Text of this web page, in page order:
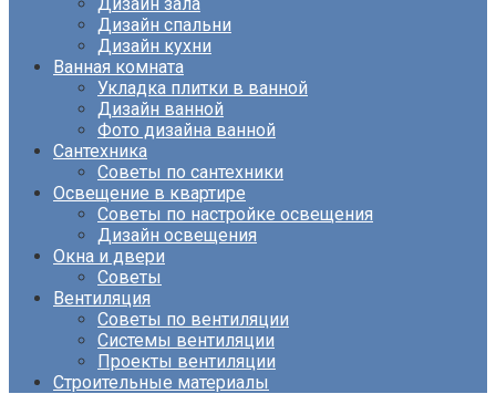
Дизайн спальни
Дизайн кухни
Ванная комната
Укладка плитки в ванной
Дизайн ванной
Фото дизайна ванной
Сантехника
Советы по сантехники
Освещение в квартире
Советы по настройке освещения
Дизайн освещения
Окна и двери
Советы
Вентиляция
Советы по вентиляции
Системы вентиляции
Проекты вентиляции
Строительные материалы